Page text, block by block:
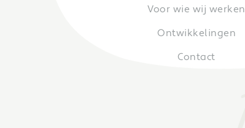
Voor wie wij werken
Ontwikkelingen
Contact